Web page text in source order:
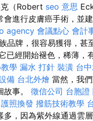
克（Robert seo 意思
會進行皮膚癌手術，並
agency 會議點心 會計
品牌，很容易獲得，甚
已經開始褪色，稀薄，
學 漏水 打針 裝潢 台
備 台北外燴 當然，我
故事。 徵信公司 台胞證
護照換發 撥筋技術教學
多，因為紫外線通過雲